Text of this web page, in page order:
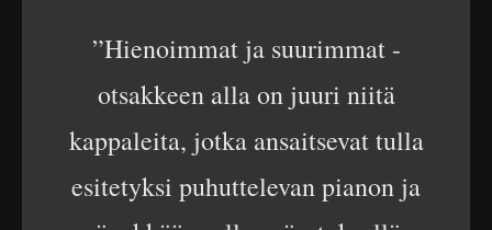
”Hienoimmat ja suurimmat -
otsakkeen alla on juuri niitä
kappaleita, jotka ansaitsevat tulla
esitetyksi puhuttelevan pianon ja